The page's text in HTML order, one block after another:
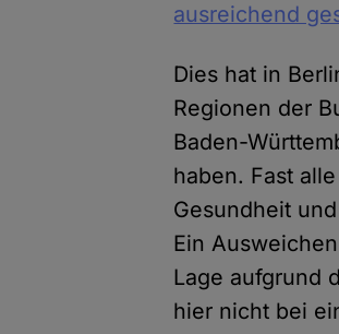
ausreichend
Dies hat in
Regionen der
Baden-
haben. Fast
Gesundheit
Ein
Lage aufgrund
hier nicht bei